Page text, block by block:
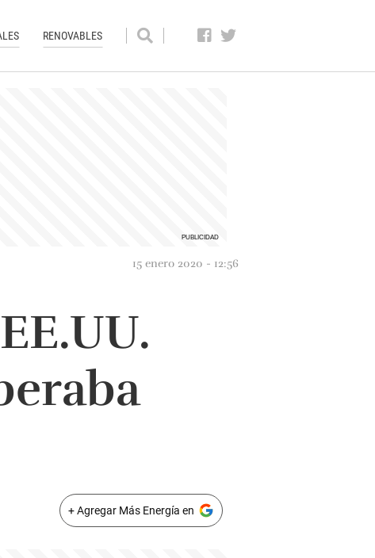
RENOVABLES
15 enero 2020 - 12:56
+ Agregar Más Energía en